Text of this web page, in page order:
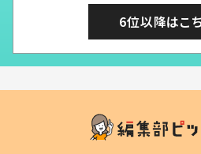
6位以降はこ